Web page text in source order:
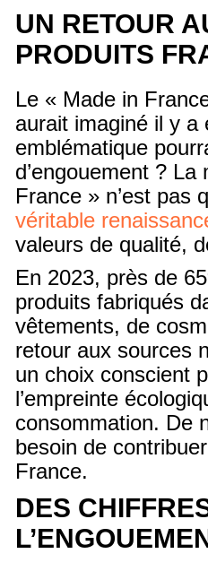
UN RETOUR
PRODUITS
Le « Made in
aurait imaginé il y a
emblématique
d’engouement ?
France » n’est pas
véritable
valeurs de qualité,
En 2023, près de
produits fabriqués
vêtements, de
retour aux sources
un choix conscient
l’empreinte
consommation. De
besoin de
France.
DES